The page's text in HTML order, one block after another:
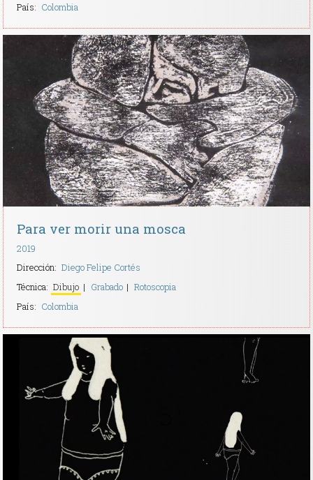
País: Colombia
Para ver morir una mosca
2019
Dirección: Diego Felipe Cortés
Técnica: Dibujo Grabado
Rotoscopia
País: Colombia